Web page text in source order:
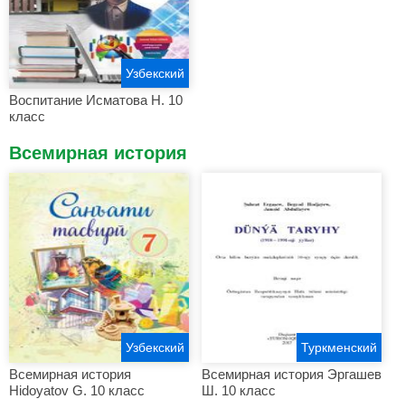
Воспитание Исматова Н. 10
класс
Узбекский
Всемирная история
Всемирная история
Hidoyatov G. 10 класс
Узбекский
Всемирная история Эргашев
Ш. 10 класс
Туркменский